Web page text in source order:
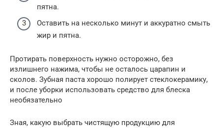
пятна.
Оставить на несколько минут и аккуратно смыть
жир и пятна.
Протирать поверхность нужно осторожно, без
излишнего нажима, чтобы не осталось царапин и
сколов. Зубная паста хорошо полирует стеклокерамику,
и после уборки использовать средство для блеска
необязательно
Зная, какую выбрать чистящую продукцию для